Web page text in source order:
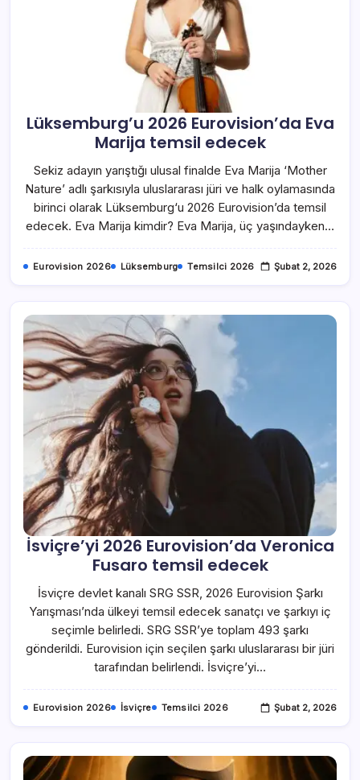
Lüksemburg’u 2026 Eurovision’da Eva
Marija temsil edecek
Sekiz adayın yarıştığı ulusal finalde Eva Marija ‘Mother
Nature’ adlı şarkısıyla uluslararası jüri ve halk oylamasında
birinci olarak Lüksemburg‘u 2026 Eurovision’da temsil
edecek. Eva Marija kimdir? Eva Marija, üç yaşındayken…
Eurovision 2026 Lüksemburg Temsilci 2026 Şubat 2, 2026
İsviçre’yi 2026 Eurovision’da Veronica
Fusaro temsil edecek
İsviçre devlet kanalı SRG SSR, 2026 Eurovision Şarkı
Yarışması’nda ülkeyi temsil edecek sanatçı ve şarkıyı iç
seçimle belirledi. SRG SSR’ye toplam 493 şarkı
gönderildi. Eurovision için seçilen şarkı uluslararası bir jüri
tarafından belirlendi. İsviçre’yi…
Eurovision 2026 İsviçre Temsilci 2026 Şubat 2, 2026